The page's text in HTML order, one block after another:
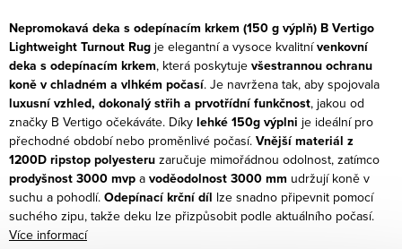
Nepromokavá deka s odepínacím krkem (150 g výplň) B Vertigo
Lightweight Turnout Rug je elegantní a vysoce kvalitnívenkovní
deka s odepínacím krkem, která poskytuje všestrannou ochranu
koně v chladném a vlhkém počasí. Je navržena tak, aby spojovala
luxusní vzhled, dokonalý střih a prvotřídní funkčnost, jakou od
značky B Vertigo očekáváte. Díky lehké 150g výplni je ideální pro
přechodné období nebo proměnlivé počasí. Vnější materiál z
1200D ripstop polyesteru zaručuje mimořádnou odolnost, zatímco
prodyšnost 3000 mvp a voděodolnost 3000 mm udržují koně v
suchu a pohodlí. Odepínací krční díl lze snadno připevnit pomocí
suchého zipu, takže deku lze přizpůsobit podle aktuálního počasí.
Více informací